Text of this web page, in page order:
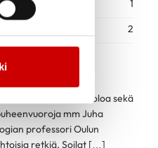
1
2
tarjoaa
kulttuuria, yhdessäoloa sekä
mm Juha
professori Oulun
retkiä, Soilat […]